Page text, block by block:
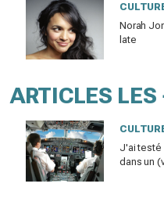
Norah
late
ARTICLES LES
J'ai testé
dans un